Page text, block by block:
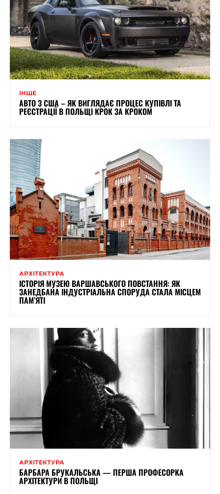
ІНШЕ
АВТО З США – ЯК ВИГЛЯДАЄ ПРОЦЕС КУПІВЛІ ТА
РЕЄСТРАЦІЇ В ПОЛЬЩІ КРОК ЗА КРОКОМ
АРХІТЕКТУРА
ІСТОРІЯ МУЗЕЮ ВАРШАВСЬКОГО ПОВСТАННЯ: ЯК
ЗАНЕДБАНА ІНДУСТРІАЛЬНА СПОРУДА СТАЛА МІСЦЕМ
ПАМ’ЯТІ
АРХІТЕКТУРА
БАРБАРА БРУКАЛЬСЬКА — ПЕРША ПРОФЕСОРКА
АРХІТЕКТУРИ В ПОЛЬЩІ